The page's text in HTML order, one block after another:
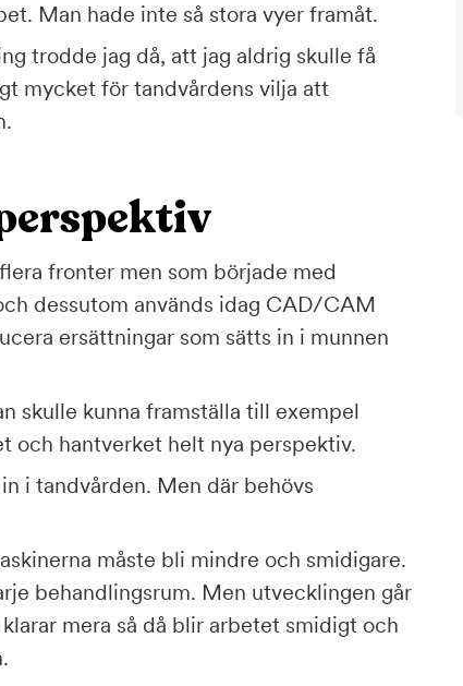
Man hade inte så stora vyer framåt.
trodde jag då, att jag aldrig skulle få
mycket för tandvårdens vilja att
fronter men som började med
dessutom används idag CAD/CAM
ersättningar som sätts in i munnen
skulle kunna framställa till exempel
och hantverket helt nya perspektiv.
i tandvården. Men där behövs
måste bli mindre och smidigare.
behandlingsrum. Men utvecklingen går
mera så då blir arbetet smidigt och